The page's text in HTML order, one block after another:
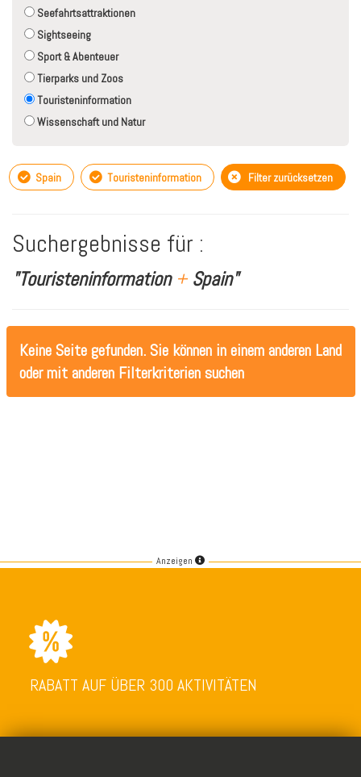
Seefahrtsattraktionen
Sightseeing
Sport & Abenteuer
Tierparks und Zoos
Touristeninformation
Wissenschaft und Natur
Spain Touristeninformation Filter zurücksetzen
Suchergebnisse für :
"Touristeninformation +Spain"
Keine Seite gefunden. Sie können in einem anderen Land
oder mit anderen Filterkriterien suchen
Anzeigen
RABATT AUF ÜBER 300 AKTIVITÄTEN